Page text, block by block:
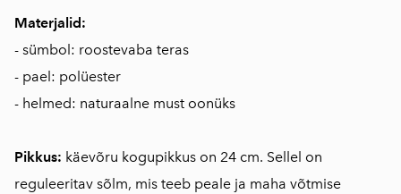
Materjalid:
- sümbol: roostevaba teras
- pael: polüester
- helmed: naturaalne must oonüks
Pikkus: käevõru kogupikkus on 24 cm. Sellel on
reguleeritav sõlm, mis teeb peale ja maha võtmise